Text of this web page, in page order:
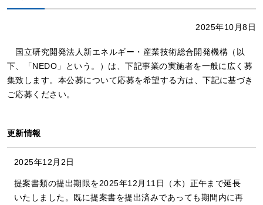
2025年10月8日
国立研究開発法人新エネルギー・産業技術総合開発機構（以
下、「NEDO」という。）は、下記事業の実施者を一般に広く募
集致します。本公募について応募を希望する方は、下記に基づき
ご応募ください。
更新情報
2025年12月2日
提案書類の提出期限を2025年12月11日（木）正午まで延長
いたしました。既に提案書を提出済みであっても期間内に再